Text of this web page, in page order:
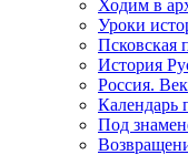
Ходим в
Уроки
Псковская
История
Россия.
Календарь
Под